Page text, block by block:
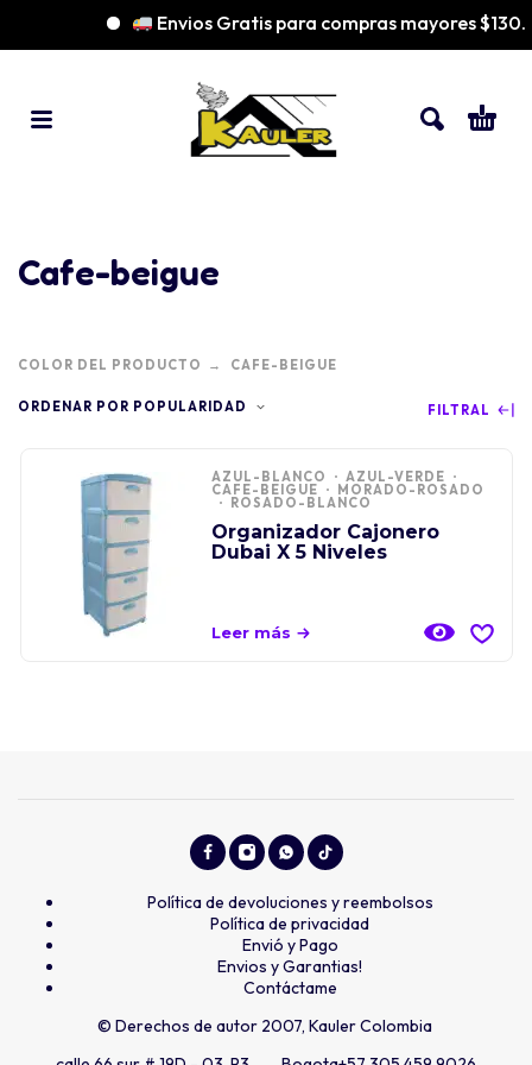
Envios Gratis para compras mayores
Cafe-beigue
COLOR DEL PRODUCTO CAFE-BEIGUE
ORDENAR POR POPULARIDAD FILTRAL
AZUL-BLANCO AZUL-VERDE
CAFE-BEIGUE MORADO-ROSADO
ROSADO-BLANCO
Organizador Cajonero
Dubai X 5 Niveles
Leer más
Política de devoluciones y reembolsos
Política de privacidad
Envió y Pago
Envios y Garantias!
Contáctame
© Derechos de autor 2007, Kauler Colombia